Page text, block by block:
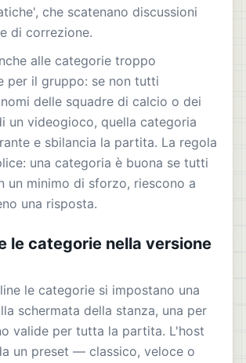
che scatenano discussioni
di correzione.
alle categorie troppo
per il gruppo: se non tutti
delle squadre di calcio o dei
un videogioco, quella categoria
e sbilancia la partita. La regola
una categoria è buona se tutti
un minimo di sforzo, riescono a
una risposta.
le categorie nella versione
le categorie si impostano una
schermata della stanza, una per
valide per tutta la partita. L'host
un preset — classico, veloce o